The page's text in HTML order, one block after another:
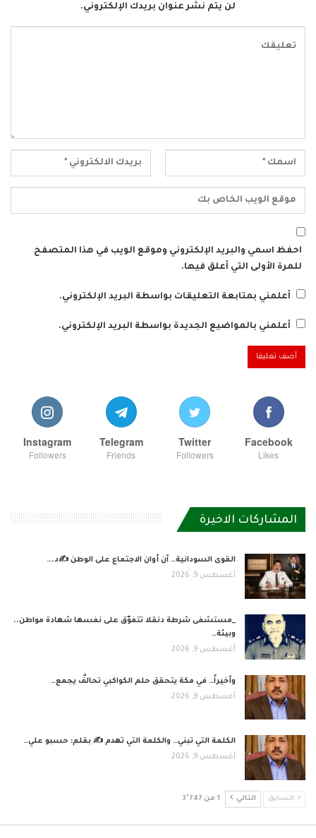
لن يتم نشر عنوان بريدك الإلكتروني.
احفظ اسمي والبريد الإلكتروني وموقع الويب في هذا المتصفح
للمرة الأولى التي أعلق فيها.
أعلمني بمتابعة التعليقات بواسطة البريد الإلكتروني.
أعلمني بالمواضيع الجديدة بواسطة البريد الإلكتروني.
Facebook
Likes
Twitter
Followers
Telegram
Friends
Instagram
Followers
المشاركات الاخيرة
القوى السودانية… آن أوان الاجتماع على الوطن ✍️د.…
أغسطس 9, 2026
_مستشفى شرطة دنقلا تتفوّق على نفسها شهادة مواطن..
وبيئة…
أغسطس 9, 2026
وأخيراً… في مكة يتحقق حلم الكواكبي تحالفٌ يجمع…
أغسطس 9, 2026
الكلمة التي تبني… والكلمة التي تهدم ✍ بقلم: حسبو علي…
أغسطس 9, 2026
السابق التالي 1 من 3٬747